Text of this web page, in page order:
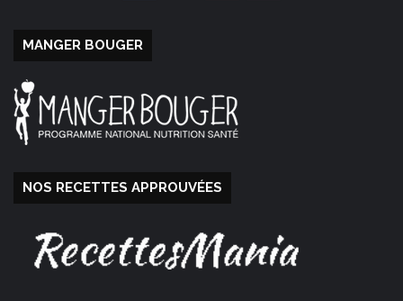
MANGER BOUGER
NOS RECETTES APPROUVÉES